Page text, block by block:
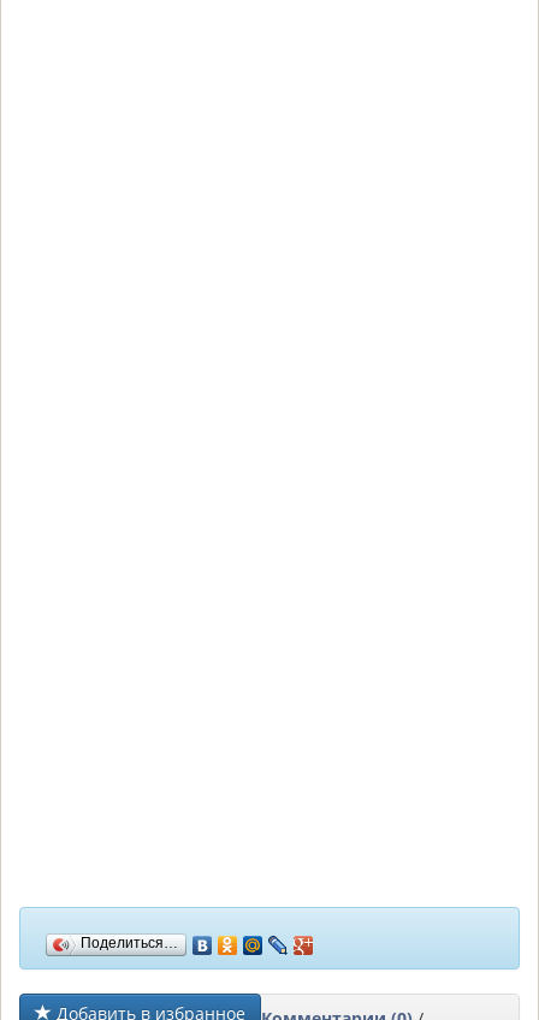
Поделиться…
Добавить в избранное